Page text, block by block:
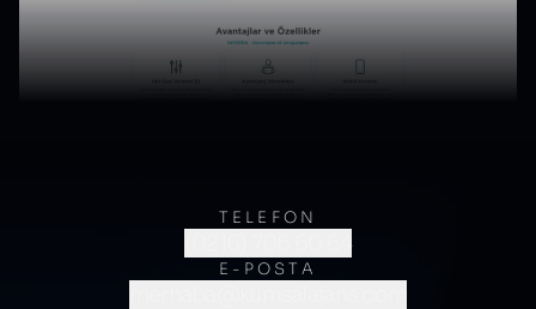
TELEFON
(0216) 706 60 64
E-POSTA